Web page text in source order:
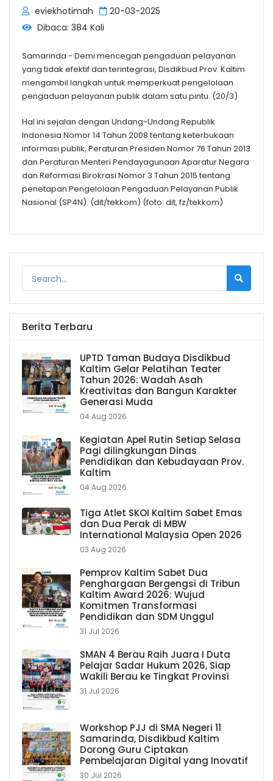
eviekhotimah
20-03-2025
Dibaca: 384 Kali
Samarinda - Demi mencegah pengaduan pelayanan
yang tidak efektif dan terintegrasi, Disdikbud Prov. Kaltim
mengambil langkah untuk memperkuat pengelolaan
pengaduan pelayanan publik dalam satu pintu. (20/3)
Hal ini sejalan dengan Undang-Undang Republik
Indonesia Nomor 14 Tahun 2008 tentang keterbukaan
informasi publik, Peraturan Presiden Nomor 76 Tahun 2013
dan Peraturan Menteri Pendayagunaan Aparatur Negara
dan Reformasi Birokrasi Nomor 3 Tahun 2015 tentang
penetapan Pengelolaan Pengaduan Pelayanan Publik
Nasional (SP4N). (dit/tekkom) (foto: dit, fz/tekkom)
Berita Terbaru
UPTD Taman Budaya Disdikbud
Kaltim Gelar Pelatihan Teater
Tahun 2026: Wadah Asah
Kreativitas dan Bangun Karakter
Generasi Muda
04 Aug 2026
Kegiatan Apel Rutin Setiap Selasa
Pagi dilingkungan Dinas
Pendidikan dan Kebudayaan Prov.
Kaltim
04 Aug 2026
Tiga Atlet SKOI Kaltim Sabet Emas
dan Dua Perak di MBW
International Malaysia Open 2026
03 Aug 2026
Pemprov Kaltim Sabet Dua
Penghargaan Bergengsi di Tribun
Kaltim Award 2026: Wujud
Komitmen Transformasi
Pendidikan dan SDM Unggul
31 Jul 2026
SMAN 4 Berau Raih Juara I Duta
Pelajar Sadar Hukum 2026, Siap
Wakili Berau ke Tingkat Provinsi
31 Jul 2026
Workshop PJJ di SMA Negeri 11
Samarinda, Disdikbud Kaltim
Dorong Guru Ciptakan
Pembelajaran Digital yang Inovatif
30 Jul 2026